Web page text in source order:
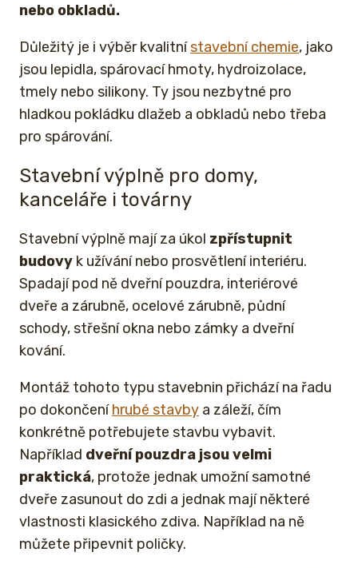
nebo obkladů.
Důležitý je i výběr kvalitnístavební chemie, jako
jsou lepidla, spárovací hmoty, hydroizolace,
tmely nebo silikony. Ty jsou nezbytné pro
hladkou pokládku dlažeb a obkladů nebo třeba
pro spárování.
Stavební výplně pro domy,
kanceláře i továrny
Stavební výplně mají za úkol zpřístupnit
budovy k užívání nebo prosvětlení interiéru.
Spadají pod ně dveřní pouzdra, interiérové
dveře a zárubně, ocelové zárubně, půdní
schody, střešní okna nebo zámky a dveřní
kování.
Montáž tohoto typu stavebnin přichází na řadu
po dokončeníhrubé stavby a záleží, čím
konkrétně potřebujete stavbu vybavit.
Například dveřní pouzdra jsou velmi
praktická, protože jednak umožní samotné
dveře zasunout do zdi a jednak mají některé
vlastnosti klasického zdiva. Například na ně
můžete připevnit poličky.